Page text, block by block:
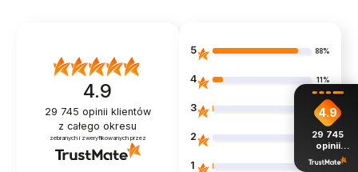
4.9
29 745 opinii klientów
z całego okresu
zebranych i zweryfikowanych przez
5 88%
4 11%
3 1%
2 0%
1 1%
4.9
29 745
opinii
z całego
okresu